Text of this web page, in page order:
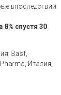
впоследствии
спустя 30
Basf,
Италия;